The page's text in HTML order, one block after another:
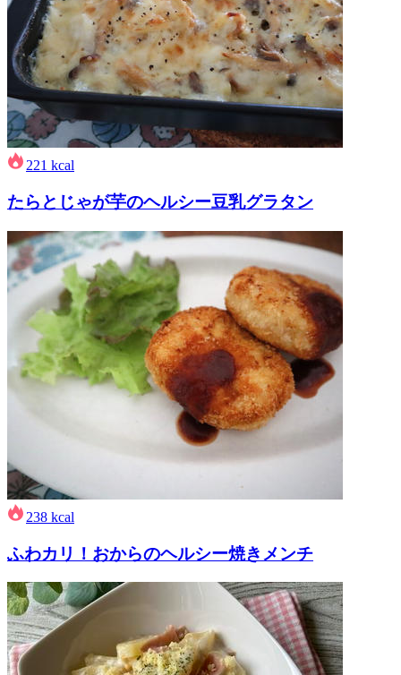
221 kcal
たらとじゃが芋のヘルシー豆乳グラタン
238 kcal
ふわカリ！おからのヘルシー焼きメンチ